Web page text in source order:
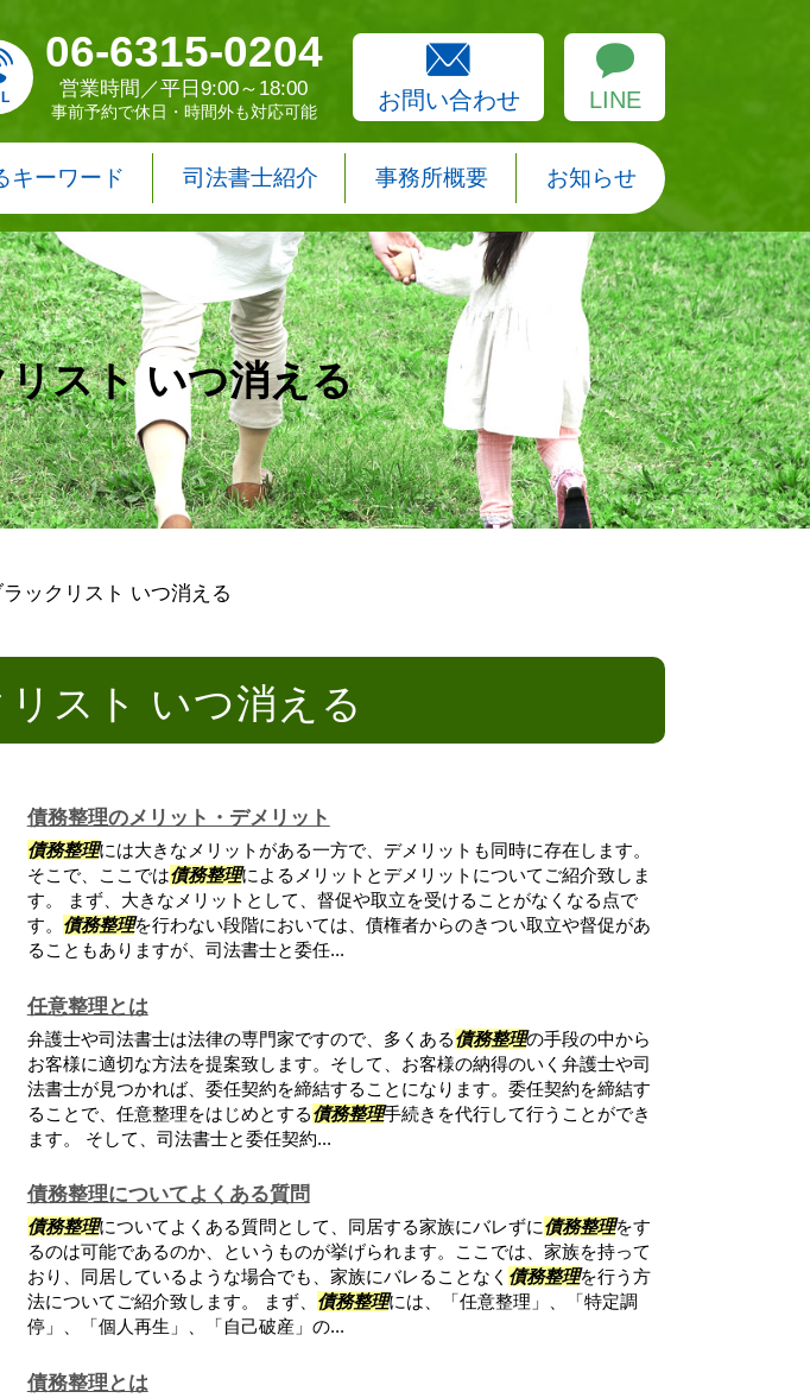
スト いつ消える
06-6315-0204
営業時間／平日9:00～18:00
事前予約で休日・時間外も対応可能 お問い合わせ LINE
キーワード 司法書士紹介 事務所概要 お知らせ
ックリスト いつ消える
スト いつ消える
債務整理のメリット・デメリット
債務整理には大きなメリットがある一方で、デメリットも同時に存在します。
そこで、ここでは債務整理によるメリットとデメリットについてご紹介致しま
す。 まず、大きなメリットとして、督促や取立を受けることがなくなる点で
す。 債務整理を行わない段階においては、債権者からのきつい取立や督促があ
ることもありますが、司法書士と委任...
任意整理とは
弁護士や司法書士は法律の専門家ですので、多くある債務整理の手段の中から
お客様に適切な方法を提案致します。そして、お客様の納得のいく弁護士や司
法書士が見つかれば、委任契約を締結することになります。委任契約を締結す
ることで、任意整理をはじめとする債務整理手続きを代行して行うことができ
ます。 そして、司法書士と委任契約...
債務整理についてよくある質問
債務整理についてよくある質問として、同居する家族にバレずに債務整理をす
るのは可能であるのか、というものが挙げられます。ここでは、家族を持って
おり、同居しているような場合でも、家族にバレることなく 債務整理を行う方
法についてご紹介致します。 まず、 債務整理には、「任意整理」、「特定調
停」、「個人再生」、「自己破産」の...
債務整理とは